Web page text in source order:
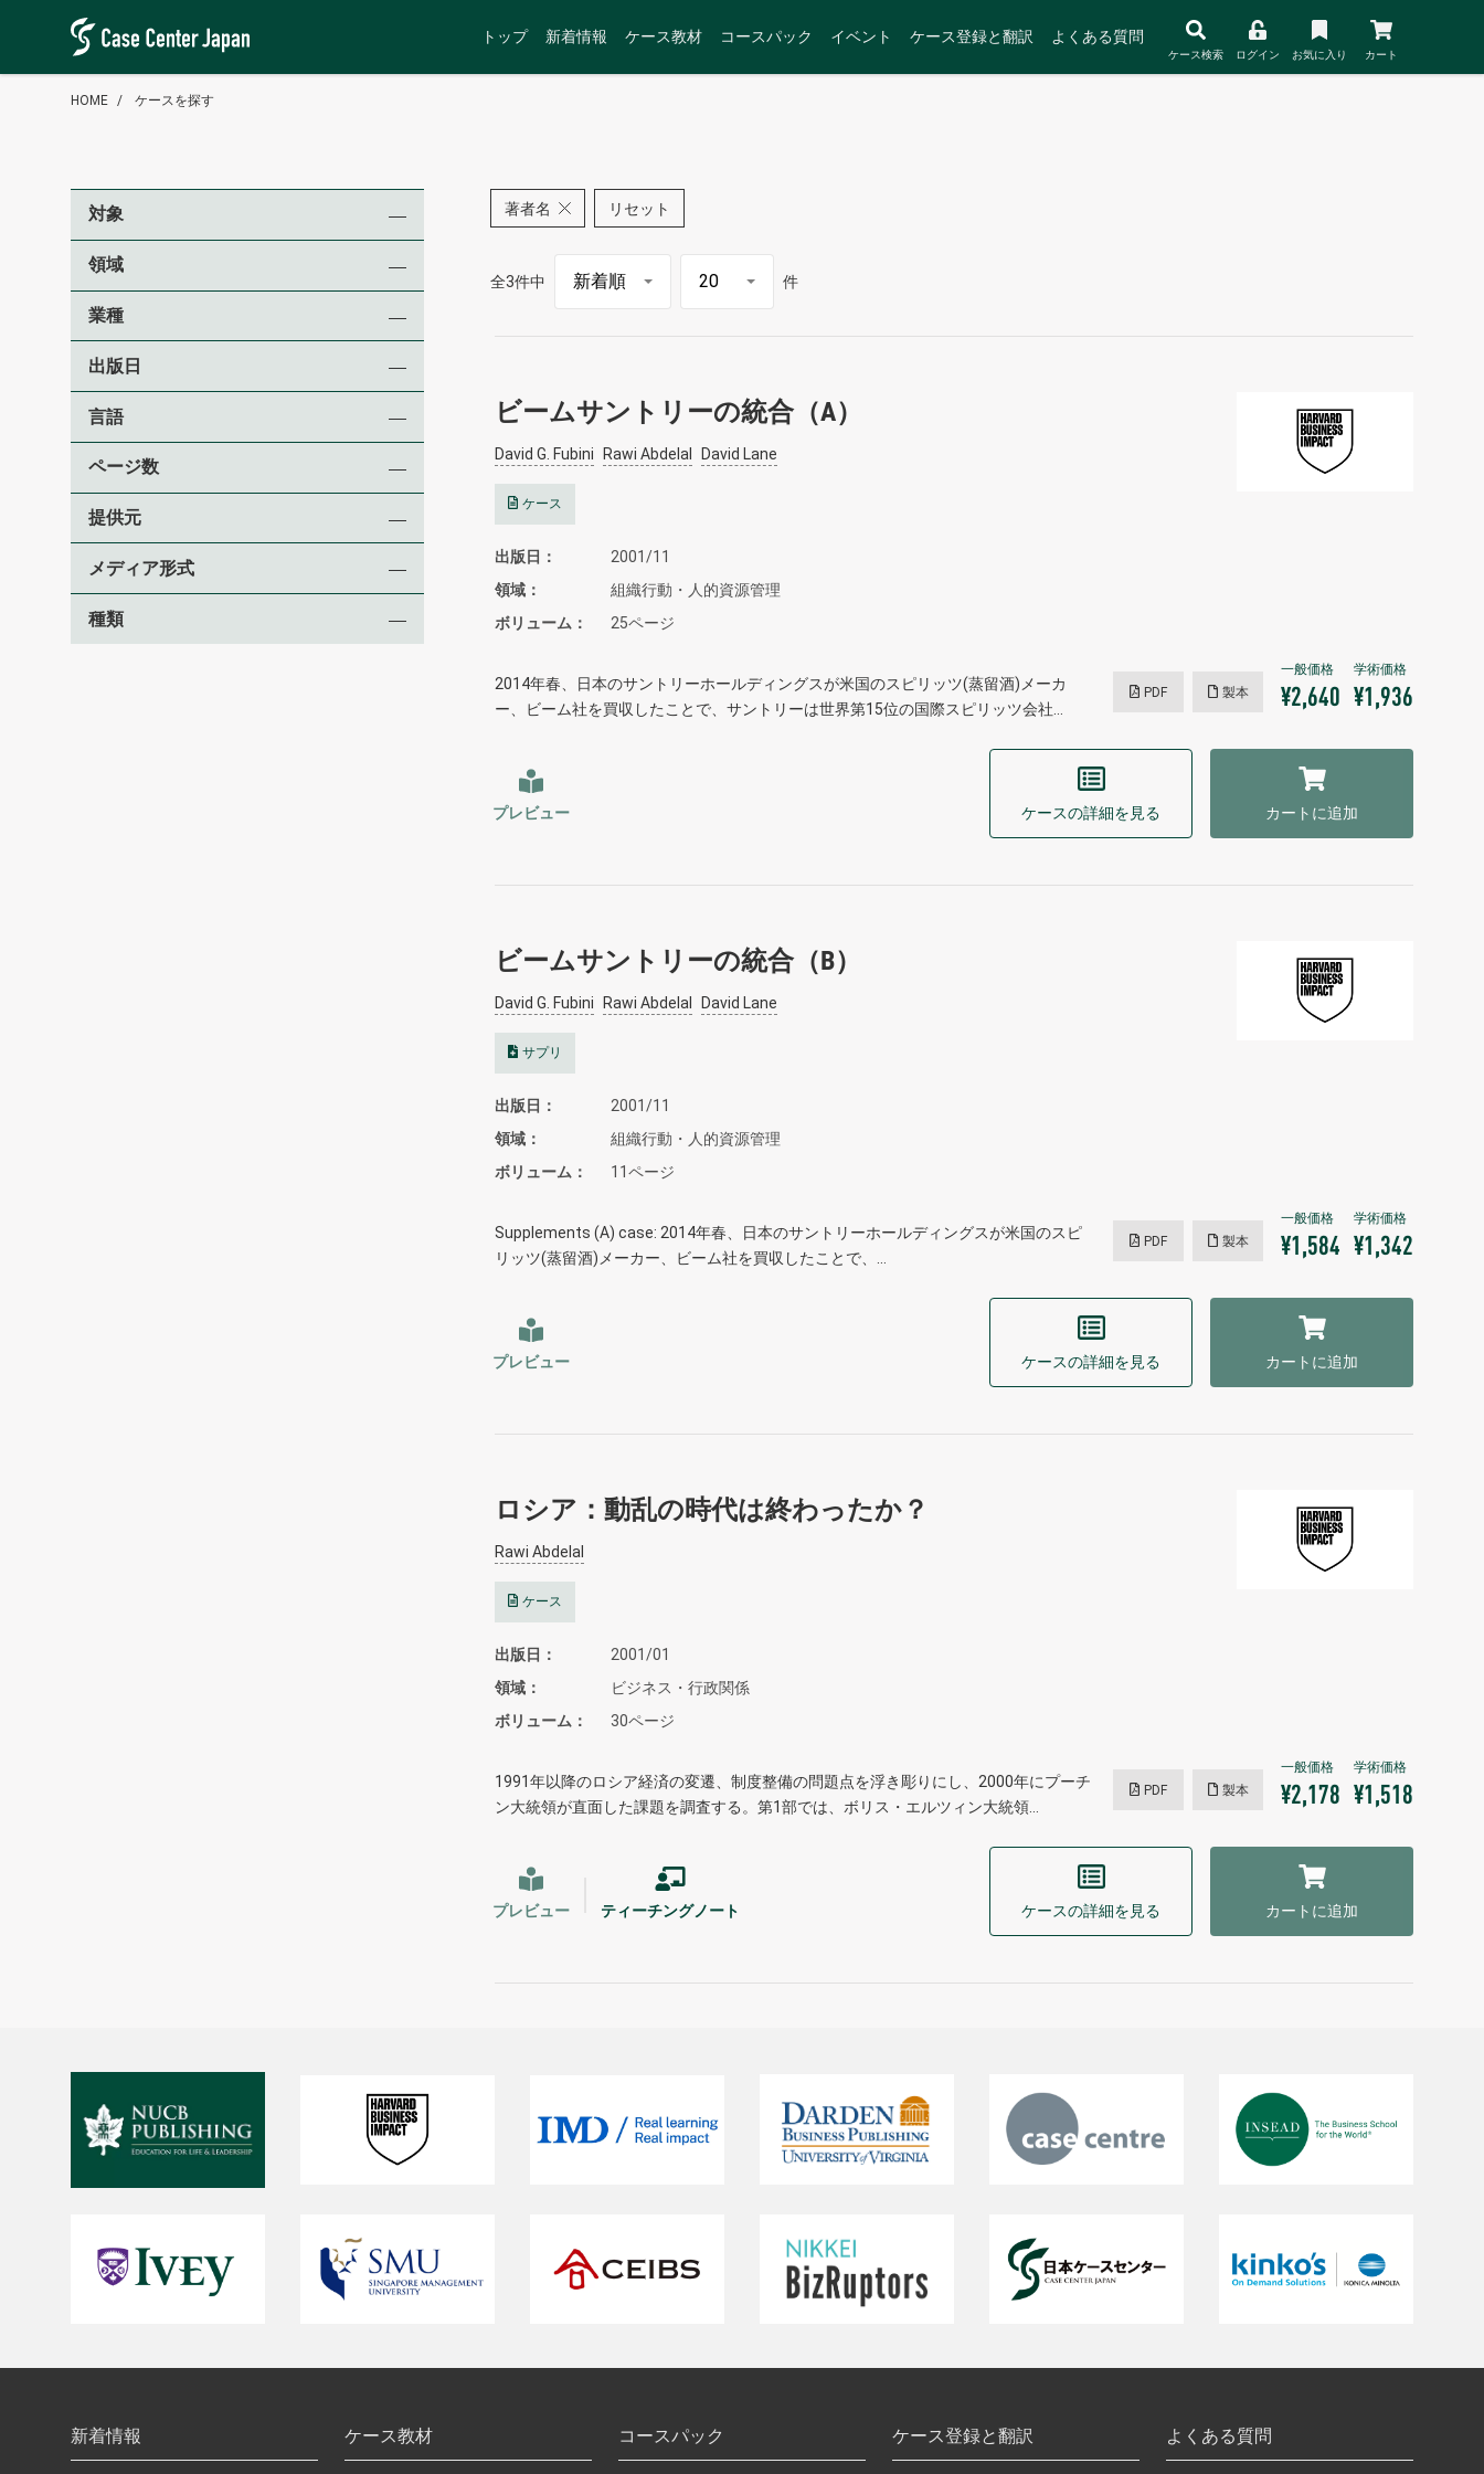
トップ 新着情報 ケース教材 コースパック イベント ケース登録と翻訳 よくある質問
ケース検索 ログイン お気に入り カート
HOME ケースを探す
著者名 リセット
全3件中 件
ビームサントリーの統合（A）
David G. Fubini Rawi Abdelal David Lane
ケース
出版日
2001/11
領域
組織行動・人的資源管理
ボリューム
25ページ
2014年春、日本のサントリーホールディングスが米国のスピリッツ(蒸留酒)メーカ
ー、ビーム社を買収したことで、サントリーは世界第15位の国際スピリッツ会社…
PDF 製本 ¥2,640 ¥1,936
プレビュー ケースの詳細を見る カートに追加
ビームサントリーの統合（B）
David G. Fubini Rawi Abdelal David Lane
サプリ
出版日
2001/11
領域
組織行動・人的資源管理
ボリューム
11ページ
Supplements (A) case: 2014年春、日本のサントリーホールディングスが米国のスピ
リッツ(蒸留酒)メーカー、ビーム社を買収したことで、…
PDF 製本 ¥1,584 ¥1,342
プレビュー ケースの詳細を見る カートに追加
ロシア：動乱の時代は終わったか？
Rawi Abdelal
ケース
出版日
2001/01
領域
ビジネス・行政関係
ボリューム
30ページ
1991年以降のロシア経済の変遷、制度整備の問題点を浮き彫りにし、2000年にプーチ
ン大統領が直面した課題を調査する。第1部では、ボリス・エルツィン大統領…
PDF 製本 ¥2,178 ¥1,518
プレビュー ティーチングノート ケースの詳細を見る カートに追加
対象
領域
業種
出版日
言語
ページ数
提供元
メディア形式
種類
新着情報 ケース教材 コースパック ケース登録と翻訳 よくある質問